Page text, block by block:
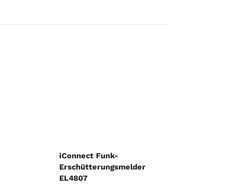
iConnect Funk-
Erschütterungsmelder
EL4807